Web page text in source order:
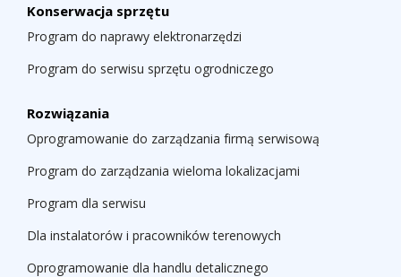
Konserwacja sprzętu
Program do naprawy elektronarzędzi
Program do serwisu sprzętu ogrodniczego
Rozwiązania
Oprogramowanie do zarządzania firmą serwisową
Program do zarządzania wieloma lokalizacjami
Program dla serwisu
Dla instalatorów i pracowników terenowych
Oprogramowanie dla handlu detalicznego